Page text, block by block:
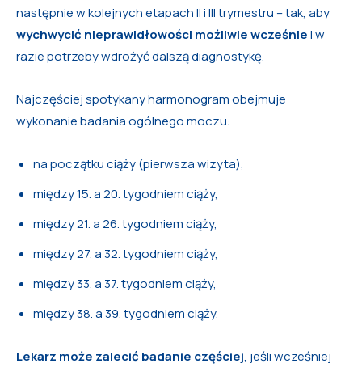
następnie w kolejnych etapach II i III trymestru – tak, aby
wychwycić nieprawidłowości możliwie wcześniei w
razie potrzeby wdrożyć dalszą diagnostykę.
Najczęściej spotykany harmonogram obejmuje
wykonanie badania ogólnego moczu:
na początku ciąży (pierwsza wizyta),
między 15. a 20. tygodniem ciąży,
między 21. a 26. tygodniem ciąży,
między 27. a 32. tygodniem ciąży,
między 33. a 37. tygodniem ciąży,
między 38. a 39. tygodniem ciąży.
Lekarz może zalecić badanie częściej, jeśli wcześniej